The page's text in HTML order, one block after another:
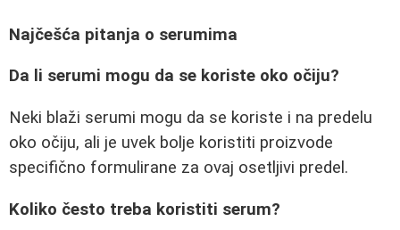
Najčešća pitanja o serumima
Da li serumi mogu da se koriste oko očiju?
Neki blaži serumi mogu da se koriste i na predelu
oko očiju, ali je uvek bolje koristiti proizvode
specifično formulirane za ovaj osetljivi predel.
Koliko često treba koristiti serum?